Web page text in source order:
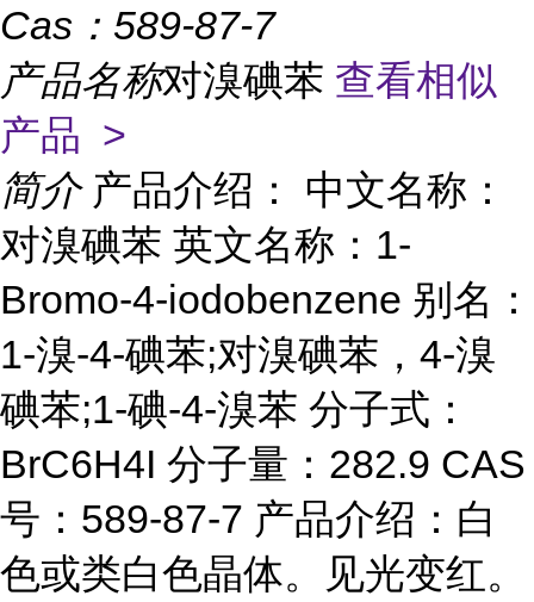
Cas： 589-87-7
产品名称对溴碘苯 查看相似
产品 >
简介 产品介绍： 中文名称：
对溴碘苯 英文名称：1-
Bromo-4-iodobenzene 别名：
1-溴-4-碘苯;对溴碘苯，4-溴
碘苯;1-碘-4-溴苯 分子式：
BrC6H4I 分子量：282.9 CAS
号：589-87-7 产品介绍：白
色或类白色晶体。见光变红。